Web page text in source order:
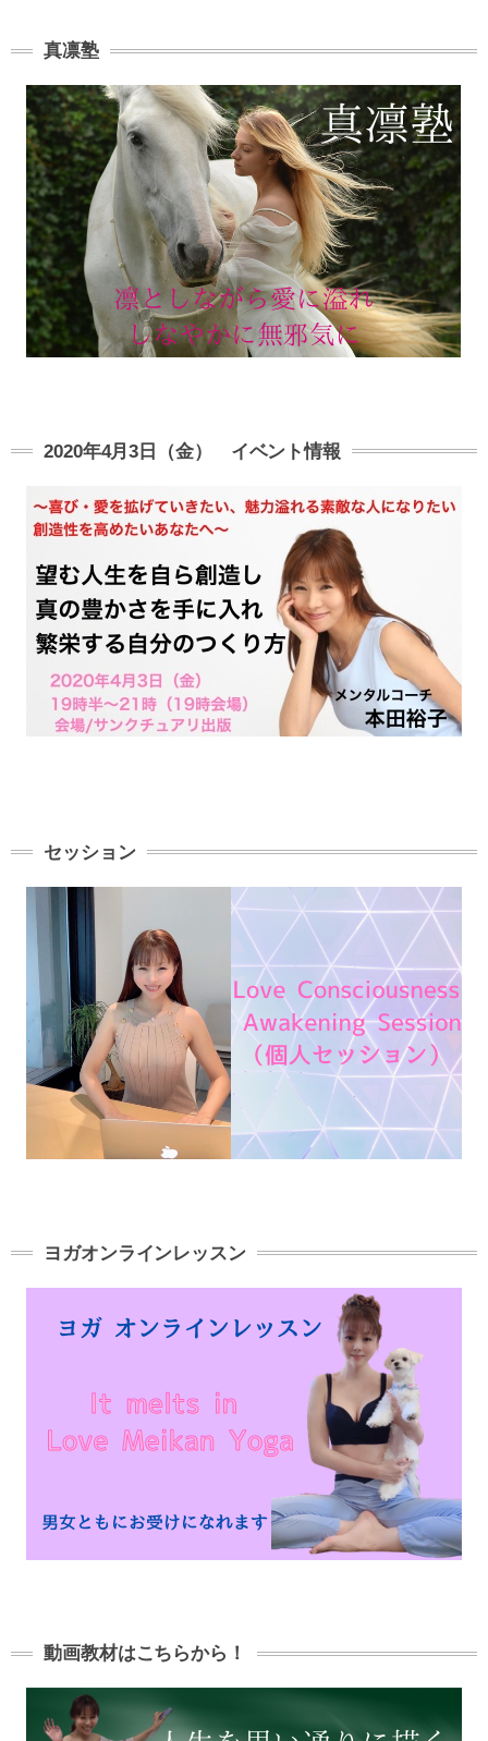
真凛塾
2020年4月3日（金） イベント情報
セッション
ヨガオンラインレッスン
動画教材はこちらから！